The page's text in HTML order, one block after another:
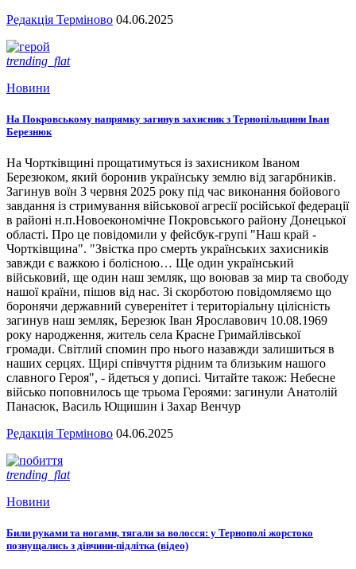
Редакція Терміново 04.06.2025
trending_flat
Новини
На Покровському напрямку загинув захисник з Тернопільщини Іван
Березнюк
На Чортківщині прощатимуться із захисником Іваном
Березюком, який боронив українську землю від загарбників.
Загинув воїн 3 червня 2025 року під час виконання бойового
завдання із стримування військової агресії російської федерації
в районі н.п.Новоекономічне Покровського району Донецької
області. Про це повідомили у фейсбук-групі "Наш край -
Чортківщина". "Звістка про смерть українських захисників
завжди є важкою і болісною… Ще один український
військовий, ще один наш земляк, що воював за мир та свободу
нашої країни, пішов від нас. Зі скорботою повідомляємо що
боронячи державний суверенітет і територіальну цілісність
загинув наш земляк, Березюк Іван Ярославович 10.08.1969
року народження, житель села Красне Гримайлівської
громади. Світлий спомин про нього назавжди залишиться в
наших серцях. Щирі співчуття рідним та близьким нашого
славного Героя", - йдеться у дописі. Читайте також: Небесне
військо поповнилось ще трьома Героями: загинули Анатолій
Панасюк, Василь Ющишин і Захар Венчур
Редакція Терміново 04.06.2025
trending_flat
Новини
Били руками та ногами, тягали за волосся: у Тернополі жорстоко
познущались з дівчини-підлітка (відео)